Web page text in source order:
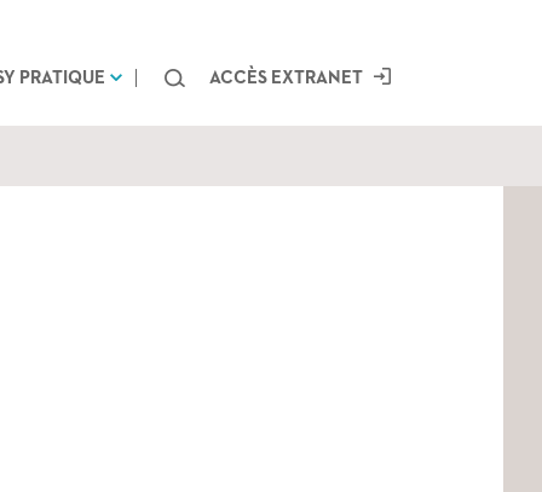
PRATIQUE ChercherACCÈS EXTRANET